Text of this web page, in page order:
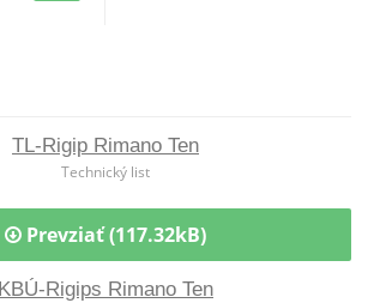
TL-Rigip Rimano Ten
Technický list
Prevziať (117.32kB)
KBÚ-Rigips Rimano Ten